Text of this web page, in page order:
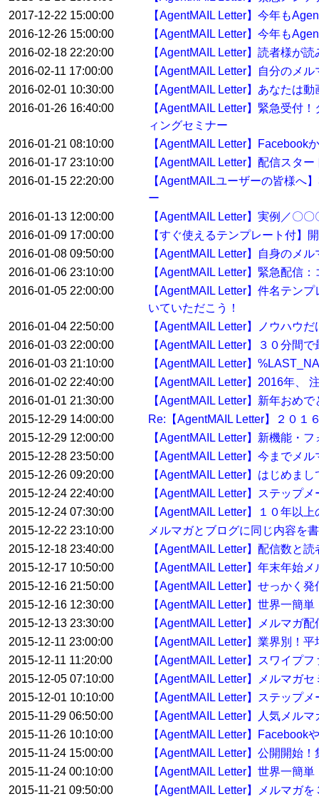
2017-12-22 15:00:00
【AgentMAIL Letter】今年も
2016-12-26 15:00:00
【AgentMAIL Letter】今年も
2016-02-18 22:20:00
【AgentMAIL Letter】読者様が
2016-02-11 17:00:00
【AgentMAIL Letter】自分のメ
2016-02-01 10:30:00
【AgentMAIL Letter】あなたは
2016-01-26 16:40:00
【AgentMAIL Letter】緊急受付
ィングセミナー
2016-01-21 08:10:00
【AgentMAIL Letter】Facebook
2016-01-17 23:10:00
【AgentMAIL Letter】配信スタ
2016-01-15 22:20:00
【AgentMAILユーザーの皆様へ
ー
2016-01-13 12:00:00
【AgentMAIL Letter】実例／〇
2016-01-09 17:00:00
【すぐ使えるテンプレート付】
2016-01-08 09:50:00
【AgentMAIL Letter】自身のメ
2016-01-06 23:10:00
【AgentMAIL Letter】緊急配信
2016-01-05 22:00:00
【AgentMAIL Letter】件名テン
いていただこう！
2016-01-04 22:50:00
【AgentMAIL Letter】ノウハウ
2016-01-03 22:00:00
【AgentMAIL Letter】３０分間
2016-01-03 21:10:00
【AgentMAIL Letter】
2016-01-02 22:40:00
【AgentMAIL Letter】2016年、
2016-01-01 21:30:00
【AgentMAIL Letter】新年おめ
2015-12-29 14:00:00
Re:【AgentMAIL Letter】２０１
2015-12-29 12:00:00
【AgentMAIL Letter】新機能・
2015-12-28 23:50:00
【AgentMAIL Letter】今までメ
2015-12-26 09:20:00
【AgentMAIL Letter】はじめま
2015-12-24 22:40:00
【AgentMAIL Letter】ステップ
2015-12-24 07:30:00
【AgentMAIL Letter】１０年以
2015-12-22 23:10:00
メルマガとブログに同じ内容を
2015-12-18 23:40:00
【AgentMAIL Letter】配信数と
2015-12-17 10:50:00
【AgentMAIL Letter】年末年始
2015-12-16 21:50:00
【AgentMAIL Letter】せっかく
2015-12-16 12:30:00
【AgentMAIL Letter】世界一簡
2015-12-13 23:30:00
【AgentMAIL Letter】メルマガ
2015-12-11 23:00:00
【AgentMAIL Letter】業界別！
2015-12-11 11:20:00
【AgentMAIL Letter】スワイプ
2015-12-05 07:10:00
【AgentMAIL Letter】メルマガ
2015-12-01 10:10:00
【AgentMAIL Letter】ステップ
2015-11-29 06:50:00
【AgentMAIL Letter】人気メル
2015-11-26 10:10:00
【AgentMAIL Letter】Facebook
2015-11-24 15:00:00
【AgentMAIL Letter】公開開始
2015-11-24 00:10:00
【AgentMAIL Letter】世界一簡
2015-11-21 09:50:00
【AgentMAIL Letter】メルマガ